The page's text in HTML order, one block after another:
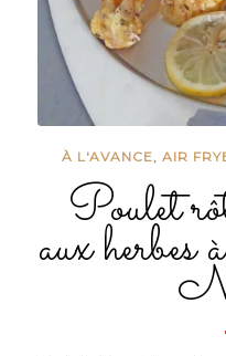
À L'AVANCE, AIR
Poulet
aux